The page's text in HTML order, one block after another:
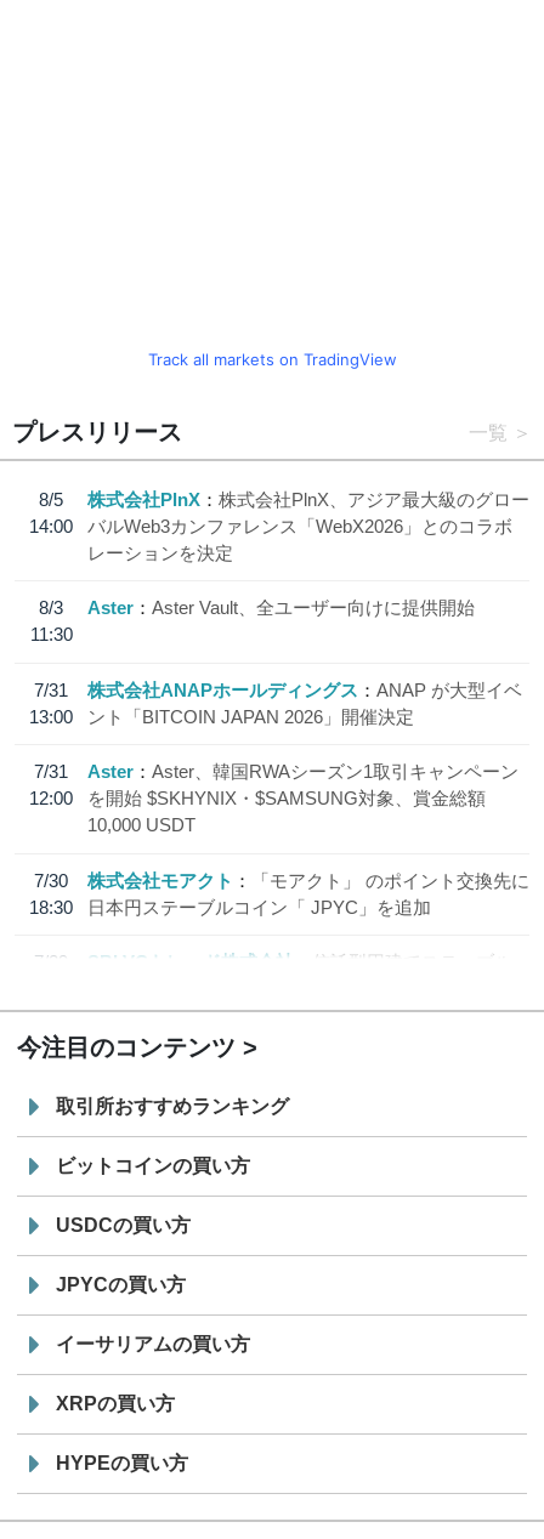
Track all markets on TradingView
プレスリリース 一覧
8/5
14:00
株式会社PlnX
株式会社PlnX、アジア最大級のグロー
バルWeb3カンファレンス「WebX2026」とのコラボ
レーションを決定
8/3
11:30
Aster Aster Vault、全ユーザー向けに提供開始
7/31
13:00
株式会社ANAPホールディングス
ANAP が大型イベ
ント「BITCOIN JAPAN 2026」開催決定
7/31
12:00
Aster
Aster、韓国RWAシーズン1取引キャンペーン
を開始 $SKHYNIX・$SAMSUNG対象、賞金総額
10,000 USDT
7/30
18:30
株式会社モアクト
「モアクト」 のポイント交換先に
日本円ステーブルコイン「 JPYC」を追加
7/29
SBI VCトレード株式会社
信託型円建てステーブル
今注目のコンテンツ
取引所おすすめランキング
ビットコインの買い方
USDCの買い方
JPYCの買い方
イーサリアムの買い方
XRPの買い方
HYPEの買い方